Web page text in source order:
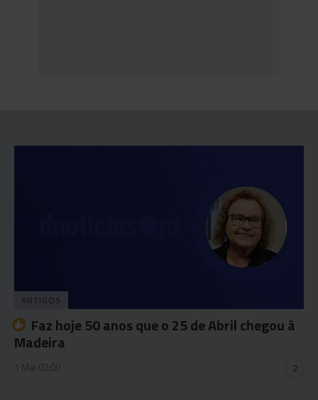
ARTIGOS
Faz hoje 50 anos que o 25 de Abril chegou à
Madeira
1 Mai 02:00 2